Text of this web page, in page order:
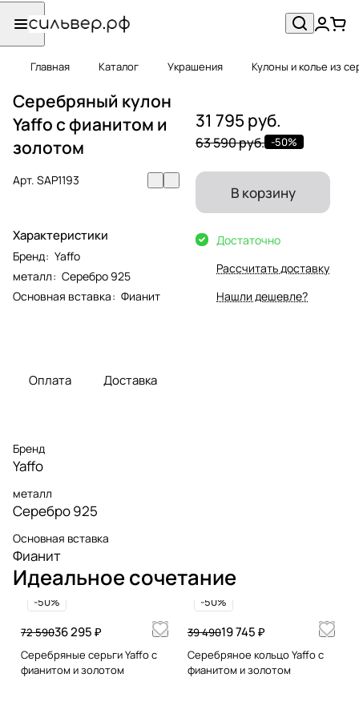
Главная Каталог Украшения Кулоны и колье из
Серебряный кулон
Yaffo с фианитом и
золотом
Арт. SAP1193
Характеристики
Бренд: Yaffo
металл: Серебро 925
Основная вставка: Фианит
31 795 руб.
63 590 руб. -50%
В корзину
Достаточно
Рассчитать доставку
Нашли дешевле?
Оплата Доставка
Бренд
Yaffo
металл
Серебро 925
Основная вставка
Фианит
Идеальное сочетание
-50%
36 295 ₽
72 590
Серебряные серьги Yaffo с
фианитом и золотом
-50%
19 745 ₽
39 490
Серебряное кольцо Yaffo с
фианитом и золотом